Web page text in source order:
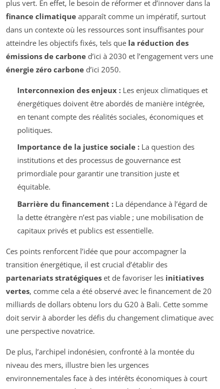
plus vert. En effet, le besoin de réformer et d’innover dans la
finance climatique apparaît comme un impératif, surtout
dans un contexte où les ressources sont insuffisantes pour
atteindre les objectifs fixés, tels que la réduction des
émissions de carbone d’ici à 2030 et l’engagement vers une
énergie zéro carbone d’ici 2050.
Interconnexion des enjeux :Les enjeux climatiques et
énergétiques doivent être abordés de manière intégrée,
en tenant compte des réalités sociales, économiques et
politiques.
Importance de la justice sociale :La question des
institutions et des processus de gouvernance est
primordiale pour garantir une transition juste et
équitable.
Barrière du financement :La dépendance à l’égard de
la dette étrangère n’est pas viable ; une mobilisation de
capitaux privés et publics est essentielle.
Ces points renforcent l’idée que pour accompagner la
transition énergétique, il est crucial d’établir des
partenariats stratégiques et de favoriser les initiatives
vertes, comme cela a été observé avec le financement de 20
milliards de dollars obtenu lors du G20 à Bali. Cette somme
doit servir à aborder les défis du changement climatique avec
une perspective novatrice.
De plus, l’archipel indonésien, confronté à la montée du
niveau des mers, illustre bien les urgences
environnementales face à des intérêts économiques à court